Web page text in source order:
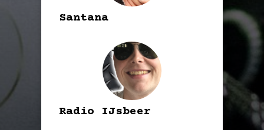
Santana
Radio IJsbeer